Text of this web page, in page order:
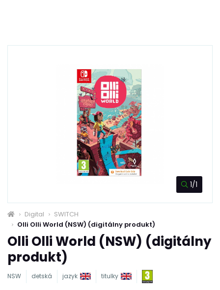
1/1
Digital
SWITCH
Olli Olli World (NSW) (digitálny produkt)
Olli Olli World (NSW) (digitálny
produkt)
NSW detská jazyk titulky